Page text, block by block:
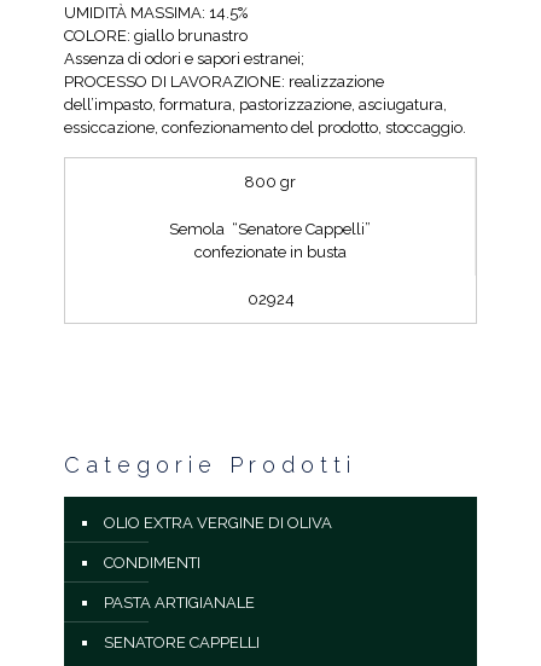
UMIDITÀ MASSIMA: 14.5%
COLORE: giallo brunastro
Assenza di odori e sapori estranei;
PROCESSO DI LAVORAZIONE: realizzazione
dell’impasto, formatura, pastorizzazione, asciugatura,
essiccazione, confezionamento del prodotto, stoccaggio.
800 gr
Semola “Senatore Cappelli”
confezionate in busta
02924
Categorie Prodotti
OLIO EXTRA VERGINE DI OLIVA
CONDIMENTI
PASTA ARTIGIANALE
SENATORE CAPPELLI